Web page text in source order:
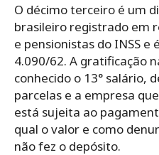
O décimo terceiro é um
brasileiro registrado em
e pensionistas do INSS e
4.090/62. A gratificação
conhecido o 13° salário,
parcelas e a empresa
está sujeita ao
qual o valor e como
não fez o depósito.